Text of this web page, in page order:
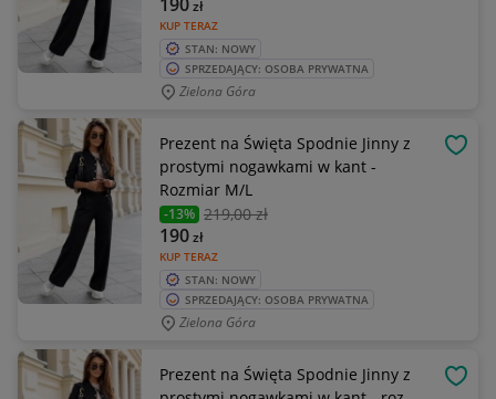
KUP TERAZ
zł
STAN: NOWY
SPRZEDAJĄCY: OSOBA PRYWATNA
Zielona Góra
Prezent na Święta Spodnie Jinny z
prostymi nogawkami w kant -
Rozmiar M/L
-13% 219,00 zł
KUP TERAZ
190zł
STAN: NOWY
SPRZEDAJĄCY: OSOBA PRYWATNA
Zielona Góra
Prezent na Święta Spodnie Jinny z